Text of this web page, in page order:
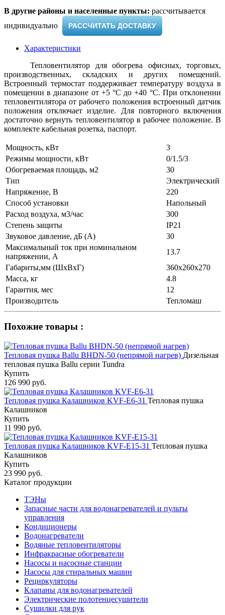
В другие районы и населенные пункты: рассчитывается
индивидуально ​
РАССЧИТАТЬ ДОСТАВКУ
Характеристики
Тепловентилятор для обогрева офисных, торговых,
производственных, складских и других помещений.
Встроенный термостат поддерживает температуру воздуха в
помещении в диапазоне от +5 °С до +40 °С. При отклонении
тепловентилятора от рабочего положения встроенный датчик
положения отключает изделие. Для повторного включения
достаточно вернуть тепловентилятор в рабочее положение. В
комплекте кабельная розетка, паспорт.
Мощность, кВт
3
Режимы мощности, кВт
0/1.5/3
Обогреваемая площадь, м2
30
Тип
Электрический
Напряжение, В
220
Способ установки
Напольный
Расход воздуха, м3/час
300
Степень защиты
IP21
Звуковое давление, дБ (А)
30
Максимальный ток при номинальном
напряжении, А
13.7
Габариты,мм (ШхВхГ)
360х260х270
Масса, кг
4.8
Гарантия, мес
12
Производитель
Тепломаш
Похожие товары :
Тепловая пушка Ballu BHDN-50 (непрямой нагрев) Дизельная
тепловая пушка Ballu серии Tundra
Купить
126 990 руб.
Тепловая пушка Калашников KVF-E6-31 Тепловая пушка
Калашников
Купить
11 990 руб.
Тепловая пушка Калашников KVF-E15-31 Тепловая пушка
Калашников
Купить
23 990 руб.
Каталог продукции
ТЭНы
Запасные части для водонагревателей и пульты
управления
Кондиционеры
Водонагреватели
Водяные тепловентиляторы
Инфракрасные обогреватели
Насосы и насосные станции
Насосы для стиральных машин
Рециркуляторы
Клапаны для водонагревателей
Электрические полотенцесушители
Сушилки для рук